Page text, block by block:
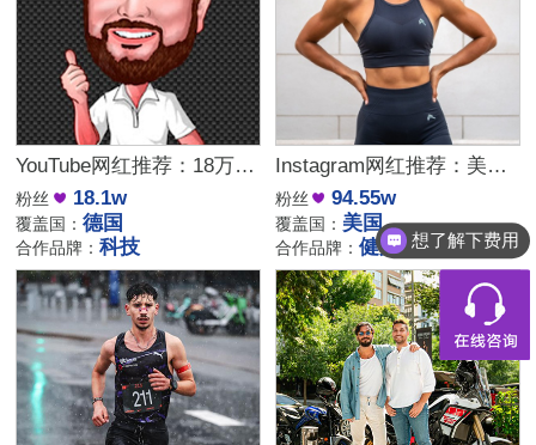
YouTube网红推荐：18万粉德国科技测评博主适合智能家居品牌推广
粉丝 18.1w
覆盖国：德国
合作品牌：科技
Instagram网红推荐：美国94万粉丝健身达人，带货健身装备与营养品优选
粉丝 94.55w
覆盖国： 美国
合作品牌：健身 想了解下费用